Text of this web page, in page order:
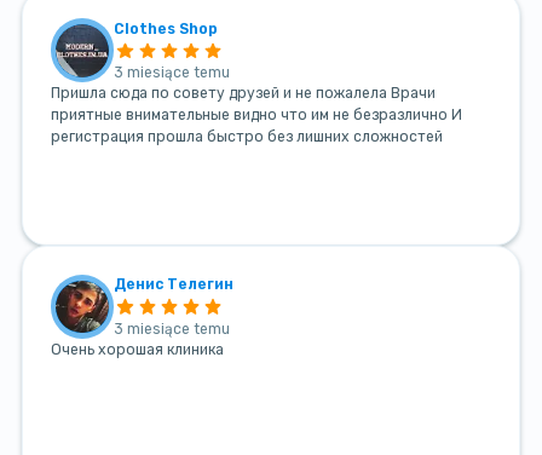
Clothes Shop
3 miesiące temu
Пришла сюда по совету друзей и не пожалела Врачи
приятные внимательные видно что им не безразлично И
регистрация прошла быстро без лишних сложностей
Денис Телегин
3 miesiące temu
Очень хорошая клиника